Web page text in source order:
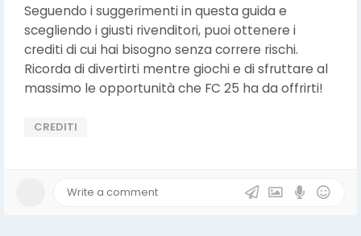
Seguendo i suggerimenti in questa guida e
scegliendo i giusti rivenditori, puoi ottenere i
crediti di cui hai bisogno senza correre rischi.
Ricorda di divertirti mentre giochi e di sfruttare al
massimo le opportunità che FC 25 ha da offrirti!
CREDITI